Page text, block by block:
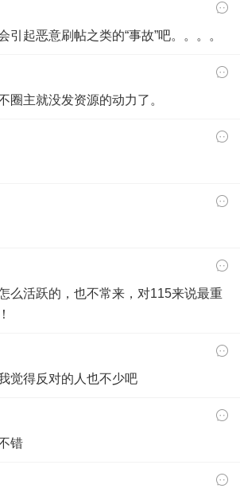
引起恶意刷帖之类的“事故”吧。。。。
圈主就没发资源的动力了。
么活跃的，也不常来，对115来说最重
觉得反对的人也不少吧
错